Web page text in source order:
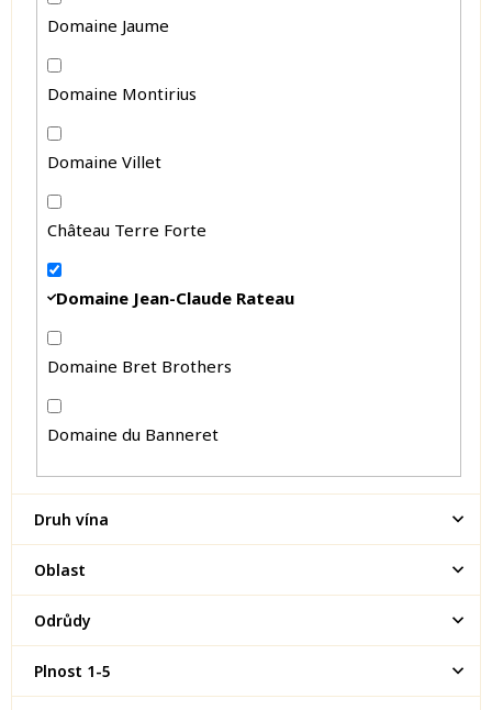
Domaine Jaume
Domaine Montirius
Domaine Villet
Château Terre Forte
Domaine Jean-Claude Rateau
Domaine Bret Brothers
Domaine du Banneret
Druh vína
Oblast
Odrůdy
Plnost 1-5